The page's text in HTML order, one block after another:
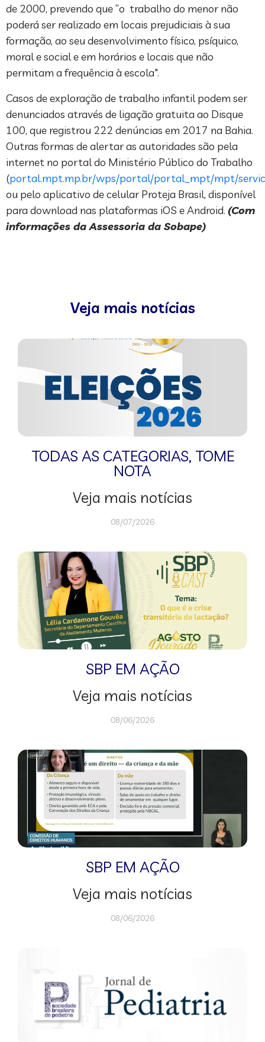
de 2000, prevendo que “o trabalho do menor não
poderá ser realizado em locais prejudiciais à sua
formação, ao seu desenvolvimento físico, psíquico,
moral e social e em horários e locais que não
permitam a frequência à escola".
Casos de exploração de trabalho infantil podem ser
denunciados através de ligação gratuita ao Disque
100, que registrou 222 denúncias em 2017 na Bahia.
Outras formas de alertar as autoridades são pela
internet no portal do Ministério Público do Trabalho
(portal.mpt.mp.br/wps/portal/portal_mpt/mpt/
ou pelo aplicativo de celular Proteja Brasil, disponível
para download nas plataformas iOS e Android. (Com
informações da Assessoria da Sobape)
Veja mais notícias
TODAS AS CATEGORIAS, TOME
NOTA
Veja mais notícias
08/07/2026
SBP EM AÇÃO
Veja mais notícias
08/06/2026
SBP EM AÇÃO
Veja mais notícias
08/06/2026